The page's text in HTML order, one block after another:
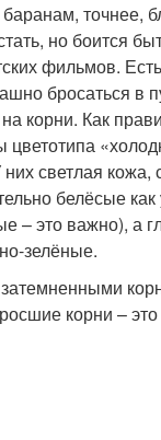
точнее,
но боится
фильмов.
бросаться в
корни. Как
цветотипа
светлая кожа,
белёсые
– это важно), а
зелёные.